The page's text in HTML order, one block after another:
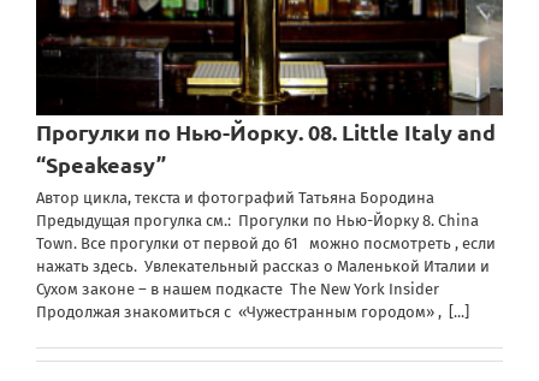
Прогулки по Нью-Йорку. 08. Little Italy and
“Speakeasy”
Автор цикла, текста и фотографий Татьяна Бородина
Предыдущая прогулка см.: Прогулки по Нью-Йорку 8. China
Town. Все прогулки от первой до 61 можно посмотреть , если
нажать здесь. Увлекательный рассказ о Маленькой Италии и
Сухом законе – в нашем подкасте The New York Insider
Продолжая знакомиться с «Чужестранным городом» ,
[...]